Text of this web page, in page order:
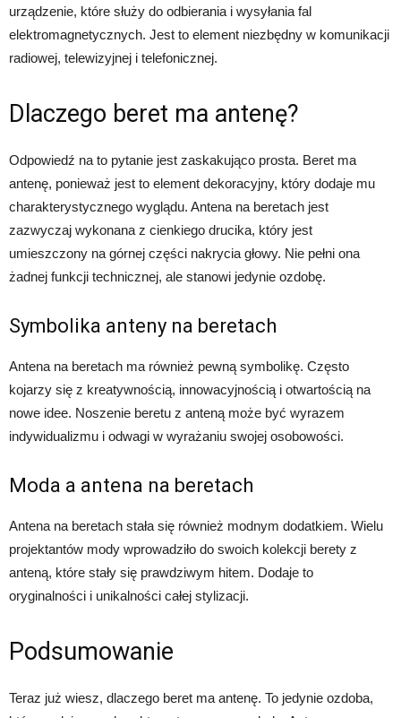
urządzenie, które służy do odbierania i wysyłania fal
elektromagnetycznych. Jest to element niezbędny w komunikacji
radiowej, telewizyjnej i telefonicznej.
Dlaczego beret ma antenę?
Odpowiedź na to pytanie jest zaskakująco prosta. Beret ma
antenę, ponieważ jest to element dekoracyjny, który dodaje mu
charakterystycznego wyglądu. Antena na beretach jest
zazwyczaj wykonana z cienkiego drucika, który jest
umieszczony na górnej części nakrycia głowy. Nie pełni ona
żadnej funkcji technicznej, ale stanowi jedynie ozdobę.
Symbolika anteny na beretach
Antena na beretach ma również pewną symbolikę. Często
kojarzy się z kreatywnością, innowacyjnością i otwartością na
nowe idee. Noszenie beretu z anteną może być wyrazem
indywidualizmu i odwagi w wyrażaniu swojej osobowości.
Moda a antena na beretach
Antena na beretach stała się również modnym dodatkiem. Wielu
projektantów mody wprowadziło do swoich kolekcji berety z
anteną, które stały się prawdziwym hitem. Dodaje to
oryginalności i unikalności całej stylizacji.
Podsumowanie
Teraz już wiesz, dlaczego beret ma antenę. To jedynie ozdoba,